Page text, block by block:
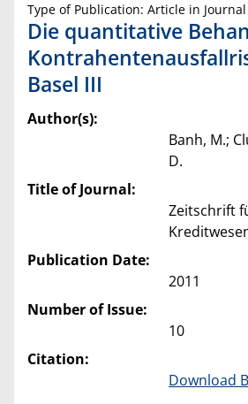
Type of Publication: Article in Journal
Die quantitative
Basel III
Author(s):
Banh, M.;
D.
Title of Journal:
Zeitschrift
Publication Date:
2011
Number of Issue:
10
Citation:
Download